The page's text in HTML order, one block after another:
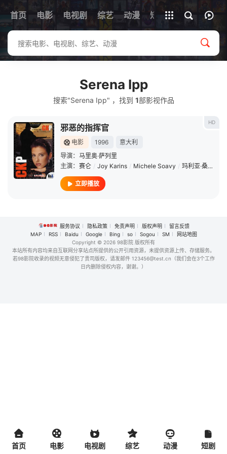
首页 电影 电视剧 综艺 动漫 短剧
全部影片
Serena Ipp
搜索"Serena Ipp" ，找到 1部影视作品
HD
邪恶的指挥官
电影 1996
意大利
导演： 马里奥·萨列里
主演： 赛仑 / Joy Karins / Michele Soavy / 玛利亚·桑切斯
立即播放
服务协议 隐私政策 免责声明 版权声明
留言反馈
MAP
RSS Baidu Google Bing so Sogou SM
网站地图
Copyright © 2026 98影院 版权所有
本站所有内容均来自互联网分享站点所提供的公开引用资源，未提供资源上传、存储服务。
若98影院收录的视频无意侵犯了贵司版权，请发邮件 123456@test.cn（我们会在3个工作
日内删除侵权内容，谢谢。）
首页 电影 电视剧 综艺 动漫 短剧